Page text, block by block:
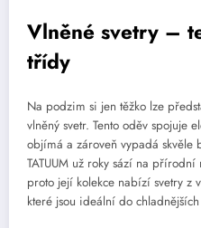
Vlněné svetry –
třídy
Na podzim si jen těžko lze
vlněný svetr. Tento oděv spojuje
objímá a zároveň vypadá skvěle
TATUUM už roky sází na
proto její kolekce nabízí svetry z
které jsou ideální do